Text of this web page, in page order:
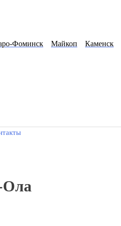
Фоминск Майкоп Каменск
Ола